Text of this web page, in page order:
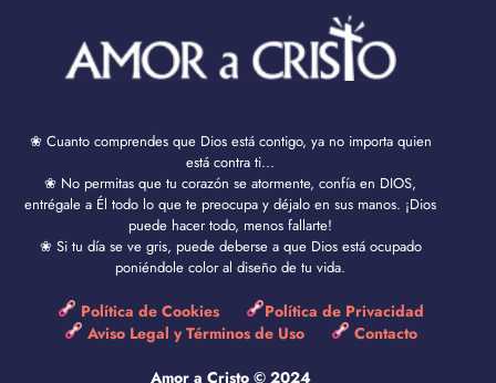
❀ Cuanto comprendes que Dios está contigo, ya no importa quien
está contra ti...
❀ No permitas que tu corazón se atormente, confía en DIOS,
entrégale a Él todo lo que te preocupa y déjalo en sus manos. ¡Dios
puede hacer todo, menos fallarte!
❀ Si tu día se ve gris, puede deberse a que Dios está ocupado
poniéndole color al diseño de tu vida.
Política de Cookies
Política de Privacidad
Aviso Legal y Términos de Uso
Contacto
Amor a Cristo © 2024